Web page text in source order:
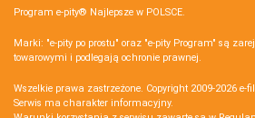
Program e-pity® Najlepsze w POLSCE.
Marki: "e-pity po prostu" oraz "e-pity Program" są
towarowymi i podlegają ochronie prawnej.
Wszelkie prawa zastrzeżone. Copyright 2009-2026 e-
Serwis ma charakter informacyjny.